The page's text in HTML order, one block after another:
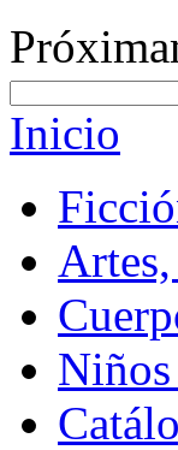
Inicio